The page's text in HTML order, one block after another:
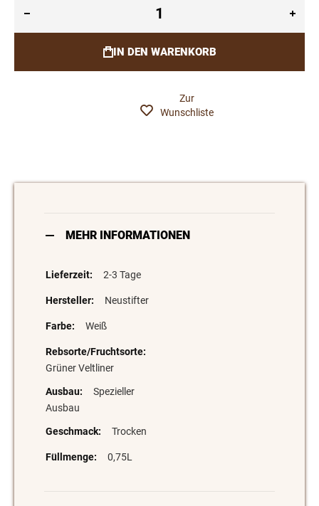
IN DEN WARENKORB
Zur
Wunschliste
MEHR INFORMATIONEN
2-3 Tage
Neustifter
Weiß
Grüner Veltliner
Spezieller
Ausbau
Trocken
0,75L